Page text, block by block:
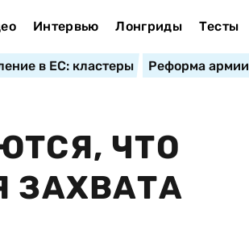
Интервью Лонгриды Тесты
в ЕС: кластеры Реформа армии
ЧТО
ЗАХВАТА